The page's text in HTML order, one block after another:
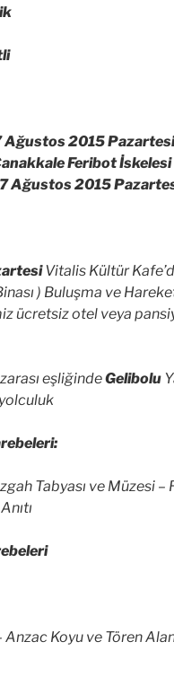
Ağustos 2015
Feribot İskelesi
Ağustos 2015
Vitalis Kültür
) Buluşma ve
ücretsiz otel veya
eşliğindeGelibolu
yolculuk
Tabyası ve Müzesi
Anzac Koyu ve Tören